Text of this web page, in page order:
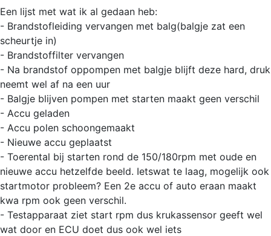
Een lijst met wat ik al gedaan heb:
- Brandstofleiding vervangen met balg(balgje zat een
scheurtje in)
- Brandstoffilter vervangen
- Na brandstof oppompen met balgje blijft deze hard, druk
neemt wel af na een uur
- Balgje blijven pompen met starten maakt geen verschil
- Accu geladen
- Accu polen schoongemaakt
- Nieuwe accu geplaatst
- Toerental bij starten rond de 150/180rpm met oude en
nieuwe accu hetzelfde beeld. Ietswat te laag, mogelijk ook
startmotor probleem? Een 2e accu of auto eraan maakt
kwa rpm ook geen verschil.
- Testapparaat ziet start rpm dus krukassensor geeft wel
wat door en ECU doet dus ook wel iets